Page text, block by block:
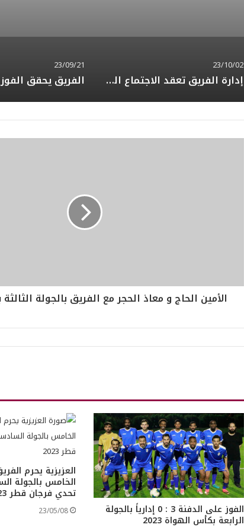
23/10/02
إدارة الفريق تعقد الاجتماع التنسيقي لدوري القطري للهواة
23/09/21
الأمين الحاج و معاذ الحجر مع الفريق بالجولة
الفوز على الدفنة 3 : 0 إدارياً بالجولة
الرابعة بكأس الهواة 2023
العزيزية يحرم
الخامس بالجولة
تحدي فرجان قطر 2023
23/05/08